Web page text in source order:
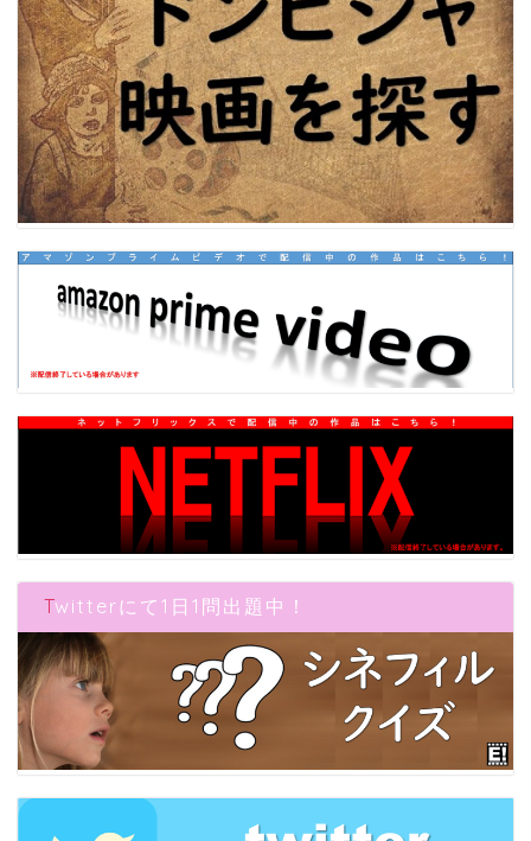
Twitterにて1日1問出題中！